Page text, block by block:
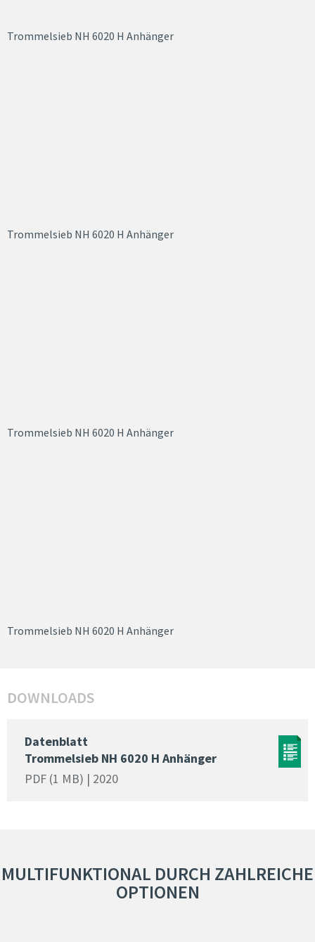
Trommelsieb NH 6020 H Anhänger
Trommelsieb NH 6020 H Anhänger
Trommelsieb NH 6020 H Anhänger
Trommelsieb NH 6020 H Anhänger
DOWNLOADS
Datenblatt
Trommelsieb NH 6020 H Anhänger
PDF (1 MB) | 2020
MULTIFUNKTIONAL DURCH ZAHLREICHE
OPTIONEN